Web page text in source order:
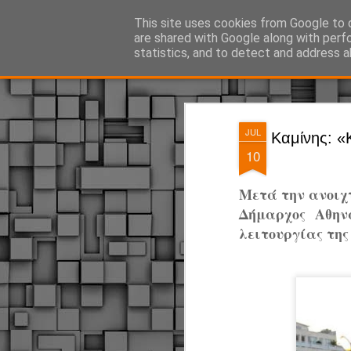
JUL
10
Καμίνης:
Μετά την
Δήμαρχος
λειτουργίας
This site uses cookies from Google to
are shared with Google along with
statistics, and to detect and address
ΔΗΜΟΤΙΚΗ ΑΣΤΥΝΟΜΙΑ, τα νέα!